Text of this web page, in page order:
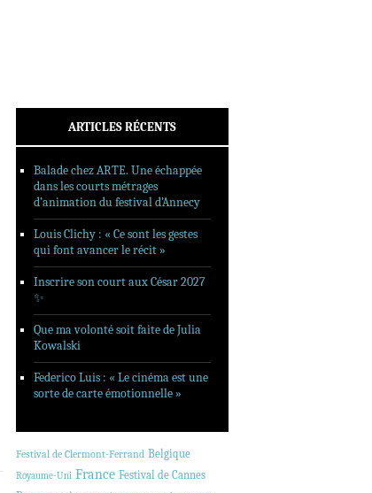
ARTICLES RÉCENTS
Balade chez ARTE. Une échappée
dans les courts métrages
d’animation du festival d’Annecy
Louis Clichy : « Ce sont les gestes
qui font avancer le récit »
Inscrire son court aux César 2027
✨
Que ma volonté soit faite de Julia
Kowalski
Federico Luis : « Le cinéma est une
sorte de carte émotionnelle »
Festival de Clermont-Ferrand Belgique
Royaume-Uni France Festival de Cannes